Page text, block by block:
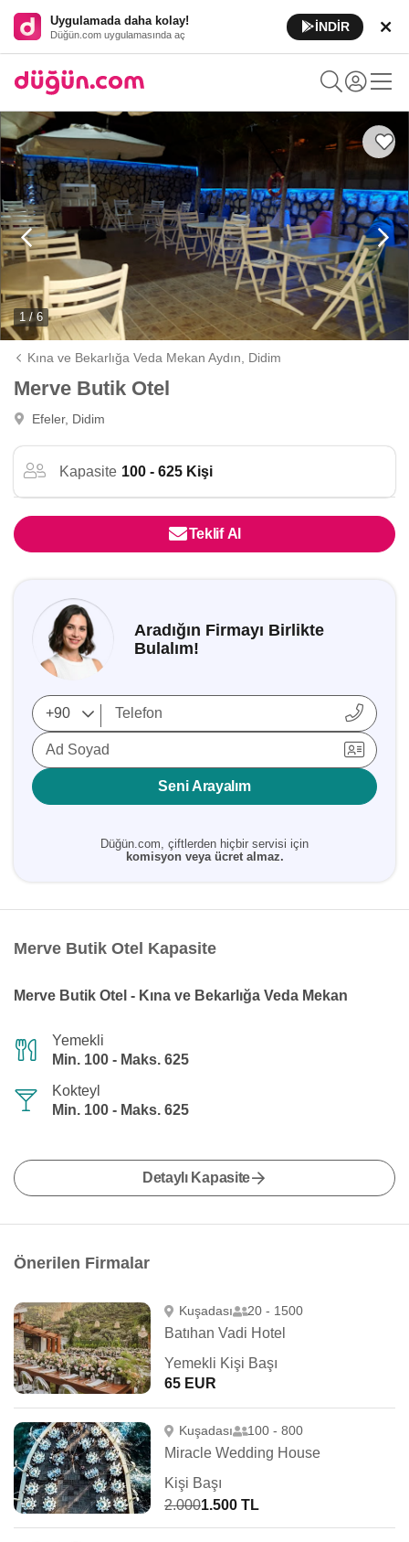
Uygulamada daha kolay!
Düğün.com uygulamasında aç
İNDİR
1 / 6
Kına ve Bekarlığa Veda Mekan Aydın, Didim
Merve Butik Otel
Efeler, Didim
Kapasite 100 - 625 Kişi
Teklif Al
Aradığın Firmayı Birlikte
Bulalım!
Ad Soyad
Seni Arayalım
Düğün.com, çiftlerden hiçbir servisi için
komisyon veya ücret almaz.
Merve Butik Otel Kapasite
Merve Butik Otel - Kına ve Bekarlığa Veda Mekan
Yemekli
Min. 100 - Maks. 625
Kokteyl
Min. 100 - Maks. 625
Detaylı Kapasite
Önerilen Firmalar
Kuşadası 20 - 1500
Batıhan Vadi Hotel
Yemekli Kişi Başı
65 EUR
Kuşadası 100 - 800
Miracle Wedding House
Kişi Başı
2.0001.500 TL